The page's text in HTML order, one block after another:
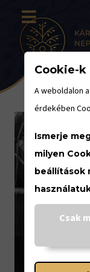
Cookie-k
A weboldalon
érdekében
Ismerje
milyen
beállítások
Csak